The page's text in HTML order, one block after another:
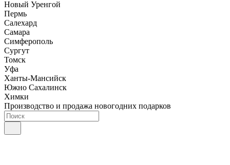
Новый Уренгой
Пермь
Салехард
Самара
Симферополь
Сургут
Томск
Уфа
Ханты-Мансийск
Южно Сахалинск
Химки
Производство и продажа новогодних подарков